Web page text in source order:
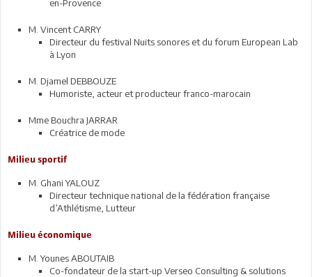
en-Provence
M. Vincent CARRY
Directeur du festival Nuits sonores et du forum European Lab
à Lyon
M. Djamel DEBBOUZE
Humoriste, acteur et producteur franco-marocain
Mme Bouchra JARRAR
Créatrice de mode
Milieu sportif
M. Ghani YALOUZ
Directeur technique national de la fédération française
d’Athlétisme, Lutteur
Milieu économique
M. Younes ABOUTAIB
Co-fondateur de la start-up Verseo Consulting & solutions